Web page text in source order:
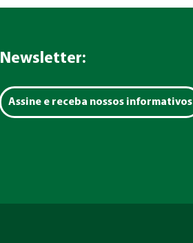
Newsletter:
Assine e receba nossos informativos